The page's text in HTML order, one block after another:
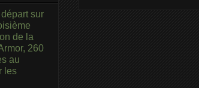
départ sur
de la
260
au
les